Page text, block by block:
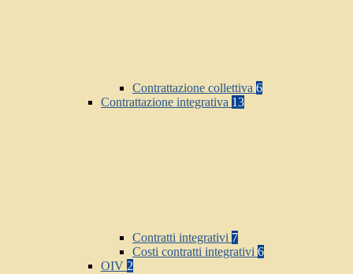
Contrattazione collettiva 6
Contrattazione integrativa 13
Contratti integrativi 7
Costi contratti integrativi 6
OIV 2